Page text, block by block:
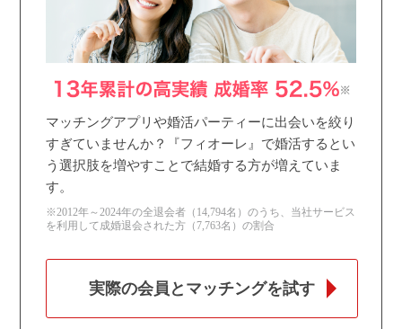
マッチングアプリや婚活パーティーに出会いを絞り
すぎていませんか？『フィオーレ』で婚活するとい
う選択肢を増やすことで結婚する方が増えていま
す。
※2012年～2024年の全退会者（14,794名）のうち、当社サービス
を利用して成婚退会された方（7,763名）の割合
実際の会員とマッチングを試す